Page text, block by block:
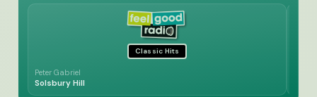
Classic Hits
Peter Gabriel
Solsbury Hill